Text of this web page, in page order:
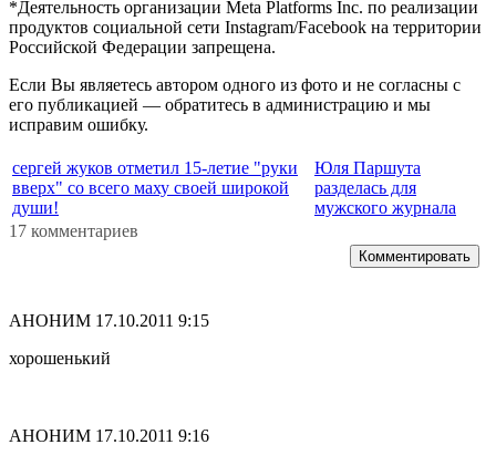
*Деятельность организации Meta Platforms Inc. по реализации
продуктов социальной сети Instagram/Facebook на территории
Российской Федерации запрещена.
Если Вы являетесь автором одного из фото и не согласны с
его публикацией — обратитесь в администрацию и мы
исправим ошибку.
сергей жуков отметил 15-летие "руки
вверх" со всего маху своей широкой
души!
Юля Паршута
разделась для
мужского журнала
17 комментариев
Комментировать
АНОНИМ 17.10.2011 9:15
хорошенький
АНОНИМ 17.10.2011 9:16